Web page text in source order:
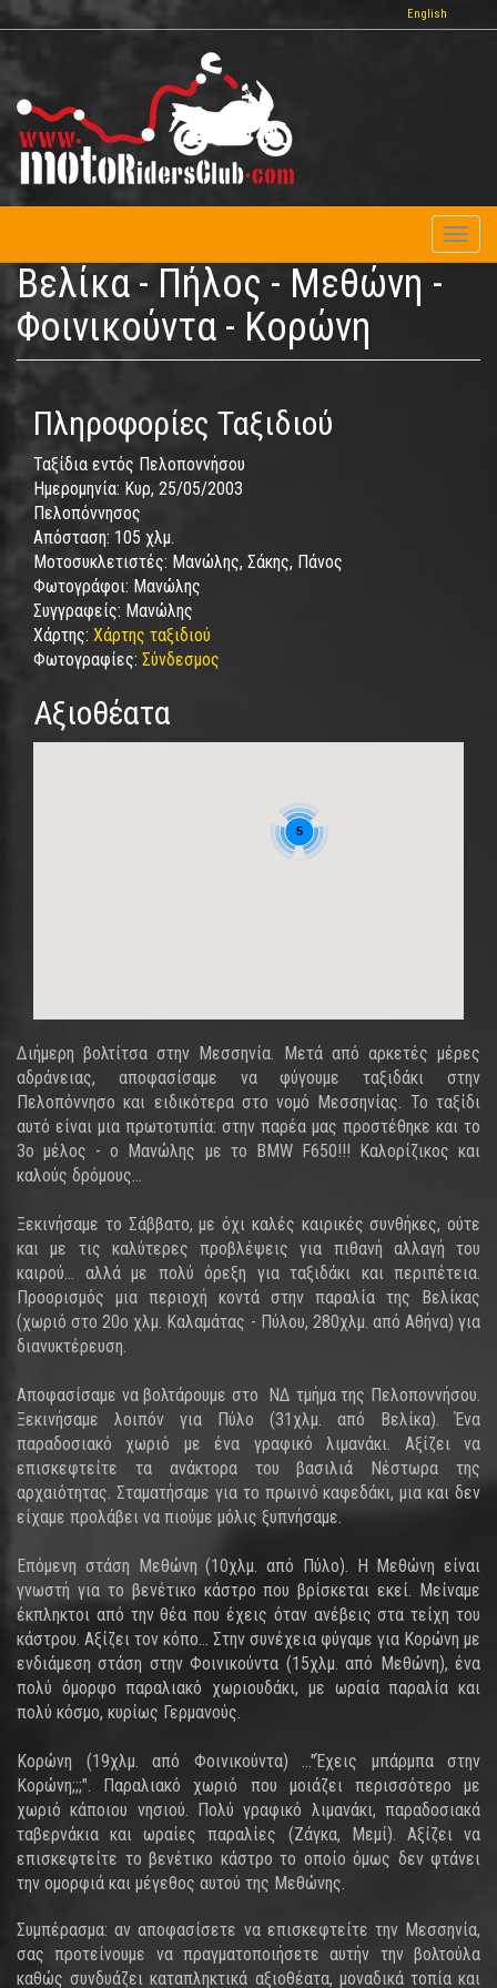
Παράκαμψη
προς
το
περιεχόμενο
English
Βελίκα - Πήλος - Μεθώνη -
Φοινικούντα - Κορώνη
Πληροφορίες Ταξιδιού
Ταξίδια εντός Πελοποννήσου
Ημερομηνία: Κυρ, 25/05/2003
Πελοπόννησος
Απόσταση: 105 χλμ.
Μοτοσυκλετιστές: Μανώλης, Σάκης, Πάνος
Φωτογράφοι: Μανώλης
Συγγραφείς: Μανώλης
Χάρτης: Χάρτης ταξιδιού
Φωτογραφίες: Σύνδεσμος
Αξιοθέατα
5
Διήμερη βολτίτσα στην Μεσσηνία. Μετά από αρκετές μέρες
αδράνειας, αποφασίσαμε να φύγουμε ταξιδάκι στην
Πελοπόννησο και ειδικότερα στο νομό Μεσσηνίας. Το ταξίδι
αυτό είναι μια πρωτοτυπία: στην παρέα μας προστέθηκε και το
3ο μέλος - ο Μανώλης με το ΒΜW F650!!! Καλορίζικος και
καλούς δρόμους...
Ξεκινήσαμε το Σάββατο, με όχι καλές καιρικές συνθήκες, ούτε
και με τις καλύτερες προβλέψεις για πιθανή αλλαγή του
καιρού... αλλά με πολύ όρεξη για ταξιδάκι και περιπέτεια.
Προορισμός μια περιοχή κοντά στην παραλία της Βελίκας
(χωριό στο 20ο χλμ. Καλαμάτας - Πύλου, 280χλμ. από Αθήνα) για
διανυκτέρευση.
Αποφασίσαμε να βολτάρουμε στο ΝΔ τμήμα της Πελοποννήσου.
Ξεκινήσαμε λοιπόν για Πύλο (31χλμ. από Βελίκα). Ένα
παραδοσιακό χωριό με ένα γραφικό λιμανάκι. Αξίζει να
επισκεφτείτε τα ανάκτορα του βασιλιά Νέστωρα της
αρχαιότητας. Σταματήσαμε για το πρωινό καφεδάκι, μια και δεν
είχαμε προλάβει να πιούμε μόλις ξυπνήσαμε.
Επόμενη στάση Μεθώνη (10χλμ. από Πύλο). Η Μεθώνη είναι
γνωστή για το βενέτικο κάστρο που βρίσκεται εκεί. Μείναμε
έκπληκτοι από την θέα που έχεις όταν ανέβεις στα τείχη του
κάστρου. Αξίζει τον κόπο... Στην συνέχεια φύγαμε για Κορώνη με
ενδιάμεση στάση στην Φοινικούντα (15χλμ. από Μεθώνη), ένα
πολύ όμορφο παραλιακό χωριουδάκι, με ωραία παραλία και
πολύ κόσμο, κυρίως Γερμανούς.
Κορώνη (19χλμ. από Φοινικούντα) ..."Έχεις μπάρμπα στην
Κορώνη;;;". Παραλιακό χωριό που μοιάζει περισσότερο με
χωριό κάποιου νησιού. Πολύ γραφικό λιμανάκι, παραδοσιακά
ταβερνάκια και ωραίες παραλίες (Ζάγκα, Μεμί). Αξίζει να
επισκεφτείτε το βενέτικο κάστρο το οποίο όμως δεν φτάνει
την ομορφιά και μέγεθος αυτού της Μεθώνης.
Συμπέρασμα: αν αποφασίσετε να επισκεφτείτε την Μεσσηνία,
σας προτείνουμε να πραγματοποιήσετε αυτήν την βολτούλα
καθώς συνδυάζει καταπληκτικά αξιοθέατα, μοναδικά τοπία και